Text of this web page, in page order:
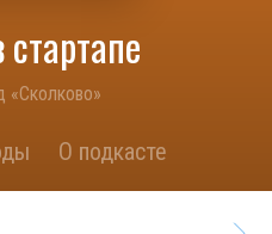
«Сколково»
О подкасте